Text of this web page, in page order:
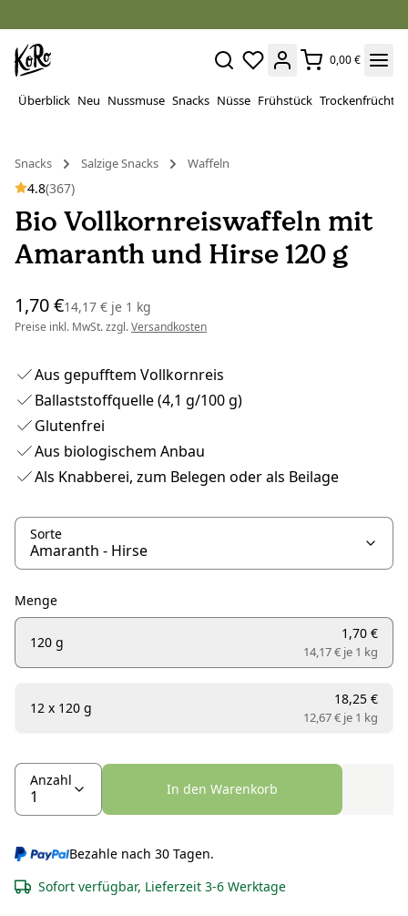
0,00 €
Überblick Neu Nussmuse Snacks Nüsse Frühstück Trockenfrüchte
Snacks
Salzige Snacks Waffeln
4.8(367)
Bio Vollkornreiswaffeln mit
Amaranth und Hirse 120 g
1,70 €14,17 € je 1 kg
Preise inkl. MwSt. zzgl.Versandkosten
Aus gepufftem Vollkornreis
Ballaststoffquelle (4,1 g/100 g)
Glutenfrei
Aus biologischem Anbau
Als Knabberei, zum Belegen oder als Beilage
Sorte
Menge
120 g
1,70 €
14,17 € je 1 kg
12 x 120 g
18,25 €
12,67 € je 1 kg
Anzahl
In den Warenkorb
Bezahle nach 30 Tagen.
Sofort verfügbar, Lieferzeit 3-6 Werktage